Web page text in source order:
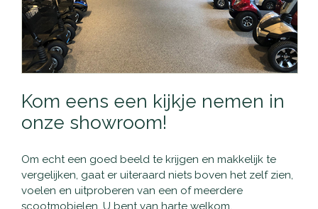
Kom eens een kijkje nemen in
onze showroom!
Om echt een goed beeld te krijgen en makkelijk te
vergelijken, gaat er uiteraard niets boven het zelf zien,
voelen en uitproberen van een of meerdere
scootmobielen. U bent van harte welkom.